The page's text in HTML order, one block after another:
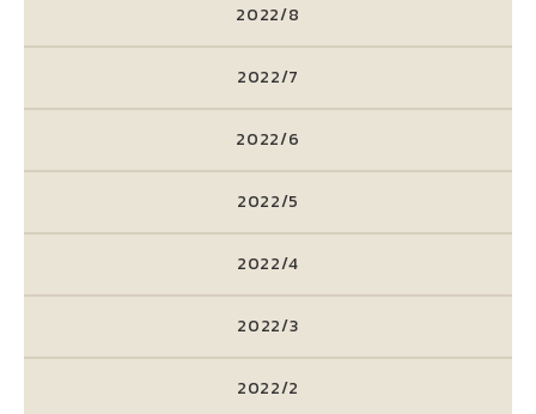
2022/8
2022/7
2022/6
2022/5
2022/4
2022/3
2022/2